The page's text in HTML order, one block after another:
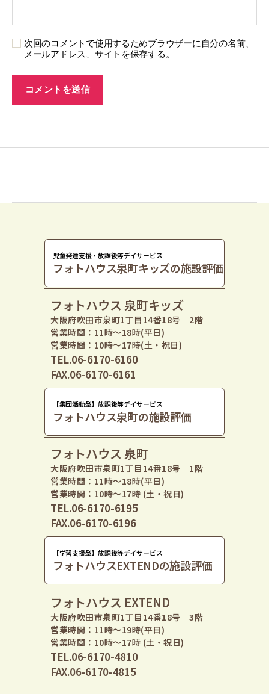
次回のコメントで使用するためブラウザーに自分の名前、
メールアドレス、サイトを保存する。
児童発達支援・放課後等デイサービス
フォトハウス泉町キッズの施設評価
フォトハウス 泉町キッズ
大阪府吹田市泉町1丁目14番18号 2階
営業時間：11時〜18時(平日)
営業時間：10時〜17時(土・祝日)
TEL.06-6170-6160
FAX.06-6170-6161
【集団活動型】放課後等デイサービス
フォトハウス泉町の施設評価
フォトハウス 泉町
大阪府吹田市泉町1丁目14番18号 1階
営業時間：11時〜18時(平日)
営業時間：10時〜17時 (土・祝日)
TEL.06-6170-6195
FAX.06-6170-6196
【学習支援型】放課後等デイサービス
フォトハウスEXTENDの施設評価
フォトハウス EXTEND
大阪府吹田市泉町1丁目14番18号 3階
営業時間：11時〜19時(平日)
営業時間：10時〜17時 (土・祝日)
TEL.06-6170-4810
FAX.06-6170-4815